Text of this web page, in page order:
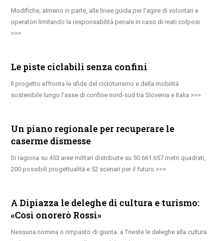
Modifiche, almeno in parte, alle linee guida per l’agire di volontari e
operatori limitando la responsabilità penale in caso di reati colposi
Le piste ciclabili senza confini
Il progetto affronta le sfide del cicloturismo e della mobilità
sostenibile lungo l’asse di confine nord-sud tra Slovenia e Italia
Un piano regionale per recuperare le
caserme dismesse
Si ragiona su 453 aree militari distribuite su 50.661.657 metri quadrati,
200 possibili progettualità e 52 scenari per il futuro
A Dipiazza le deleghe di cultura e turismo:
«Così onorerò Rossi»
Nessuna nomina o rimpasto di giunta: a Trieste le deleghe alla cultura